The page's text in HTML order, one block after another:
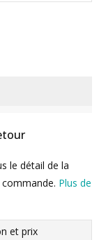
le détail de la
Plus de
et prix